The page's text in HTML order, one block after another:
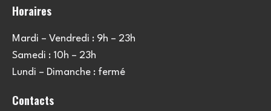
Horaires
Mardi – Vendredi : 9h – 23h
Samedi : 10h – 23h
Lundi – Dimanche : fermé
Contacts